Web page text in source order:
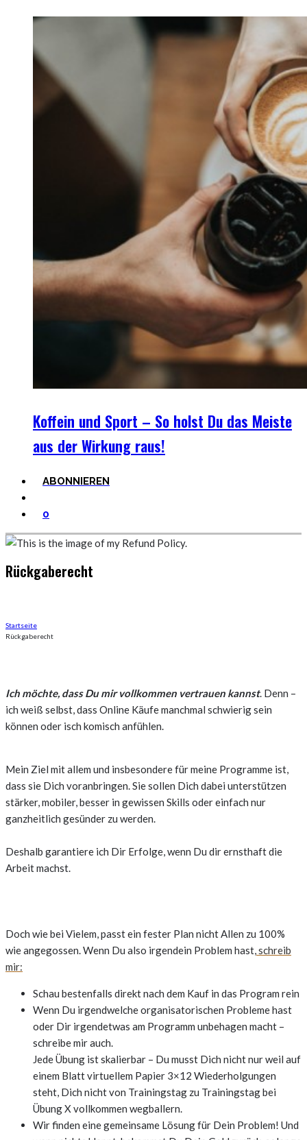
Koffein und Sport – So holst Du das Meiste
aus der Wirkung raus!
ABONNIEREN
0
Rückgaberecht
Startseite
Rückgaberecht
Ich möchte, dass Du mir vollkommen vertrauen kannst. Denn –
ich weiß selbst, dass Online Käufe manchmal schwierig sein
können oder isch komisch anfühlen.
Mein Ziel mit allem und insbesondere für meine Programme ist,
dass sie Dich voranbringen. Sie sollen Dich dabei unterstützen
stärker, mobiler, besser in gewissen Skills oder einfach nur
ganzheitlich gesünder zu werden.
Deshalb garantiere ich Dir Erfolge, wenn Du dir ernsthaft die
Arbeit machst.
Doch wie bei Vielem, passt ein fester Plan nicht Allen zu 100%
wie angegossen. Wenn Du also irgendein Problem hast,schreib
mir:
Schau bestenfalls direkt nach dem Kauf in das Program rein
Wenn Du irgendwelche organisatorischen Probleme hast
oder Dir irgendetwas am Programm unbehagen macht –
schreibe mir auch.
Jede Übung ist skalierbar – Du musst Dich nicht nur weil auf
einem Blatt virtuellem Papier 3×12 Wiederholgungen
steht, Dich nicht von Trainingstag zu Trainingstag bei
Übung X vollkommen wegballern.
Wir finden eine gemeinsame Lösung für Dein Problem! Und